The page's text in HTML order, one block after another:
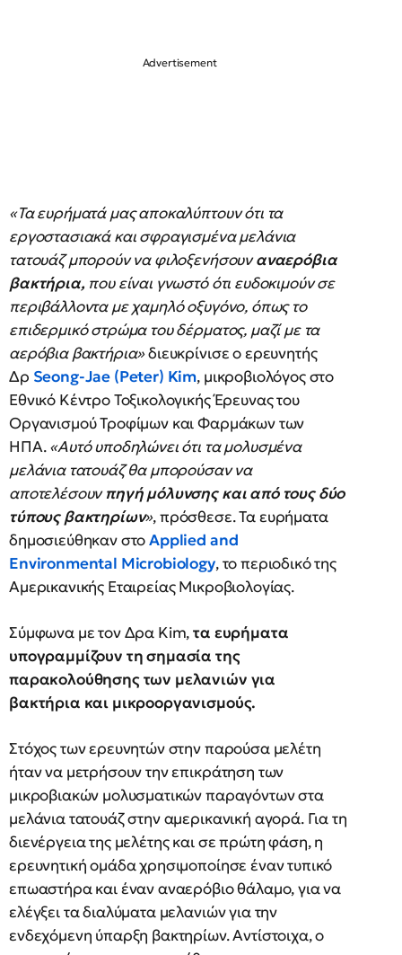
«Τα ευρήματά μας αποκαλύπτουν ότι τα
εργοστασιακά και σφραγισμένα μελάνια
τατουάζ μπορούν να φιλοξενήσουναναερόβια
βακτήρια, που είναι γνωστό ότι ευδοκιμούν σε
περιβάλλοντα με χαμηλό οξυγόνο, όπως το
επιδερμικό στρώμα του δέρματος, μαζί με τα
αερόβια βακτήρια»διευκρίνισε ο ερευνητής
Δρ Seong-Jae (Peter) Kim, μικροβιολόγος στο
Εθνικό Κέντρο Τοξικολογικής Έρευνας του
Οργανισμού Τροφίμων και Φαρμάκων των
ΗΠΑ.«Αυτό υποδηλώνει ότι τα μολυσμένα
μελάνια τατουάζ θα μπορούσαν να
αποτελέσουνπηγή μόλυνσης και από τους δύο
τύπους βακτηρίων», πρόσθεσε. Τα ευρήματα
δημοσιεύθηκαν στοApplied and
Environmental Microbiology, το περιοδικό της
Αμερικανικής Εταιρείας Μικροβιολογίας.
Σύμφωνα με τον Δρα Kim,τα ευρήματα
υπογραμμίζουν τη σημασία της
παρακολούθησης των μελανιών για
βακτήρια και μικροοργανισμούς.
Στόχος των ερευνητών στην παρούσα μελέτη
ήταν να μετρήσουν την επικράτηση των
μικροβιακών μολυσματικών παραγόντων στα
μελάνια τατουάζ στην αμερικανική αγορά. Για τη
διενέργεια της μελέτης και σε πρώτη φάση, η
ερευνητική ομάδα χρησιμοποίησε έναν τυπικό
επωαστήρα και έναν αναερόβιο θάλαμο, για να
ελέγξει τα διαλύματα μελανιών για την
ενδεχόμενη ύπαρξη βακτηρίων. Αντίστοιχα, ο